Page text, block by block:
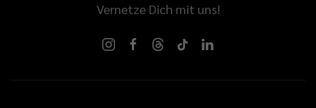
Vernetze Dich mit uns!